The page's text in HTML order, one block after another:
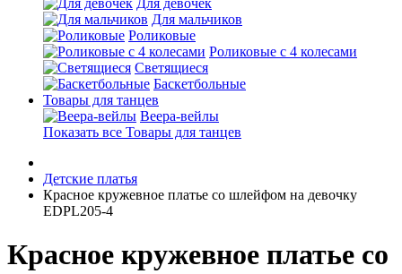
Для девочек
Для мальчиков
Роликовые
Роликовые с 4 колесами
Светящиеся
Баскетбольные
Товары для танцев
Веера-вейлы
Показать все Товары для танцев
Детские платья
Красное кружевное платье со шлейфом на девочку
EDPL205-4
Красное кружевное платье со